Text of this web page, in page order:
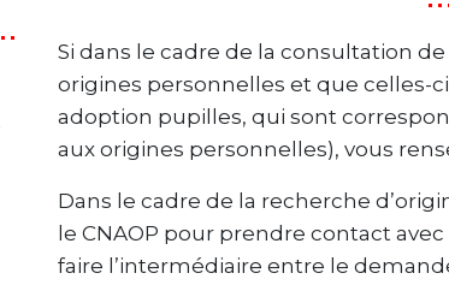
Si dans le cadre de la consultation
origines personnelles et que celles-
adoption pupilles, qui sont
aux origines personnelles), vous
Dans le cadre de la recherche
le CNAOP pour prendre contact
faire l’intermédiaire entre le